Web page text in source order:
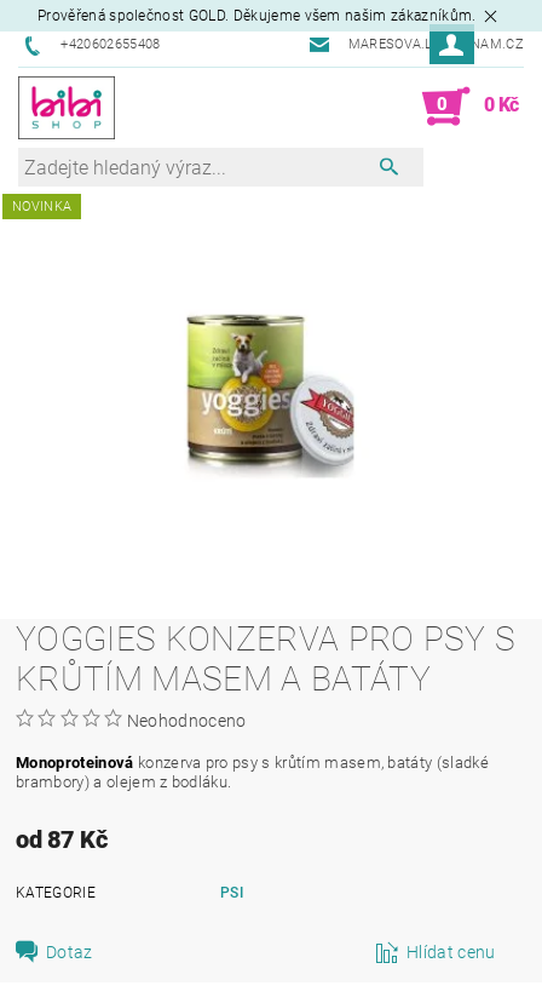
Prověřená společnost GOLD. Děkujeme všem našim zákazníkům.
+420602655408 MARESOVA.L@SEZNAM.CZ
0 0 Kč
NOVINKA
YOGGIES KONZERVA PRO PSY S
KRŮTÍM MASEM A BATÁTY
Neohodnoceno
Monoproteinová konzerva pro psy s krůtím masem, batáty (sladké
brambory) a olejem z bodláku.
od 87 Kč
KATEGORIE PSI
Dotaz Hlídat cenu